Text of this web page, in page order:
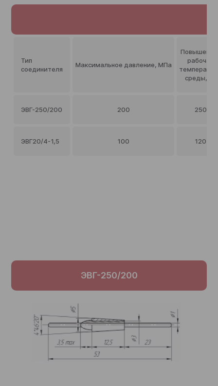
Тип
соединителя
Максимальное давление, МПа
рабочая
среды, ⁰C
ЭВГ-250/200 200 250
ЭВГ20/4-1,5 100 120
ЭВГ-250/200